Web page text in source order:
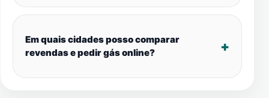
Em quais cidades posso comparar
revendas e pedir gás online?